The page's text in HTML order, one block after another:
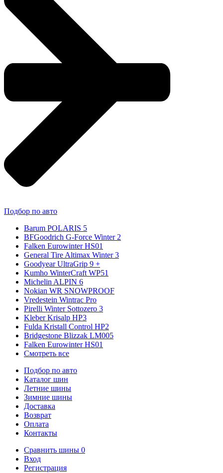
Подбор по авто
Barum POLARIS 5
BFGoodrich G-Force Winter 2
Falken Eurowinter HS01
General Tire Altimax Winter 3
Goodyear UltraGrip 9 +
Kumho WinterCraft WP51
Michelin ALPIN 6
Nokian WR SNOWPROOF
Vredestein Wintrac Pro
Pirelli Winter Sottozero 3
Kleber Krisalp HP3
Fulda Kristall Control HP2
Bridgestone Blizzak LM005
Falken Eurowinter HS01
Смотреть все
Подбор по авто
Каталог шин
Летние шины
Зимние шины
Доставка
Возврат
Оплата
Контакты
Сравнить шины 0
Вход
Регистрация